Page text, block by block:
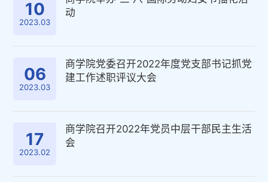
10
2023.03
动
06
2023.03
商学院党委召开2022年度党支部书记抓党
建工作述职评议大会
17
2023.02
商学院召开2022年党员中层干部民主生活
会